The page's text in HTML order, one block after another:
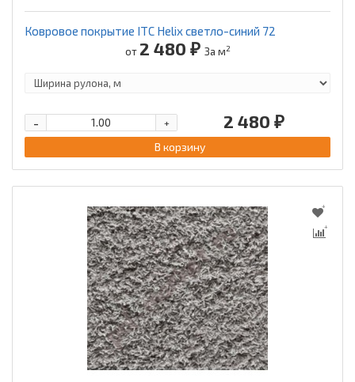
Ковровое покрытие ITC Helix светло-синий 72
от 2 480 ₽ За м2
2 480 ₽
+
-
В корзину